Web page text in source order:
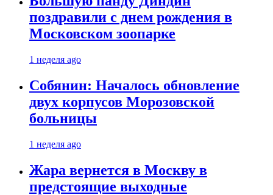
поздравили с днем рождения в
Московском зоопарке
1 неделя ago
Собянин: Началось обновление
двух корпусов Морозовской
больницы
1 неделя ago
Жара вернется в Москву в
предстоящие выходные